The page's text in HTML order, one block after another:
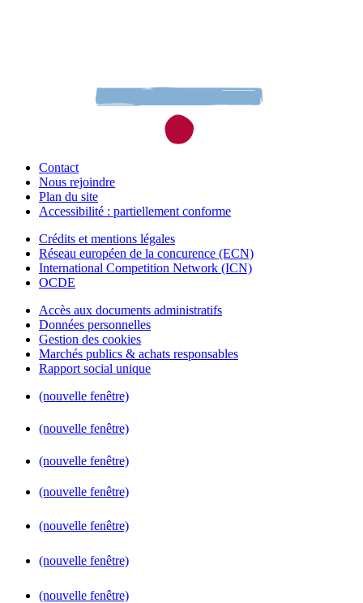
Contact
Nous rejoindre
Plan du site
Accessibilité : partiellement conforme
Crédits et mentions légales
Réseau européen de la concurence (ECN)
International Competition Network (ICN)
OCDE
Accès aux documents administratifs
Données personnelles
Gestion des cookies
Marchés publics & achats responsables
Rapport social unique
(nouvelle fenêtre)
(nouvelle fenêtre)
(nouvelle fenêtre)
(nouvelle fenêtre)
(nouvelle fenêtre)
(nouvelle fenêtre)
(nouvelle fenêtre)